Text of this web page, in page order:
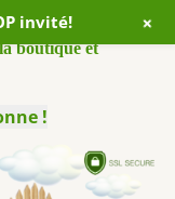
:
boutique et
invité! +